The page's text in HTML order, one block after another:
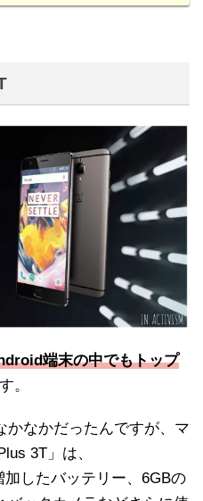
端末の中でもトップ
。
かなかだったんですが、マ
3T」は、
加したバッテリー、6GBの